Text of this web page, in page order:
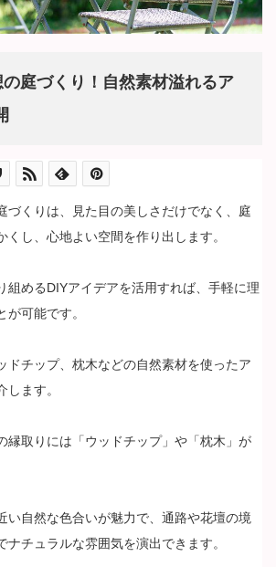
庭づくり！自然素材溢れるア
づくりは、見た目の美しさだけでなく、庭
くし、心地よい空間を作り出します。
組めるDIYアイデアを活用すれば、手軽に理
可能です。
ドチップ、枕木などの自然素材を使ったア
します。
縁取りには「ウッドチップ」や「枕木」が
い自然な色合いが魅力で、通路や花壇の境
ナチュラルな雰囲気を演出できます。